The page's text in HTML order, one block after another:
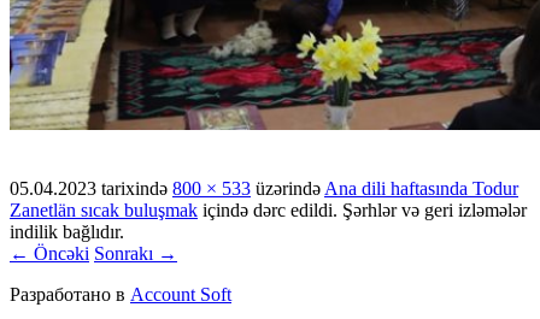
05.04.2023 tarixində 800 × 533 üzərində Ana dili haftasında Todur
Zanetlän sıcak buluşmak içində dərc edildi. Şərhlər və geri izləmələr
indilik bağlıdır.
← Öncəki Sonrakı →
Разработано в Account Soft